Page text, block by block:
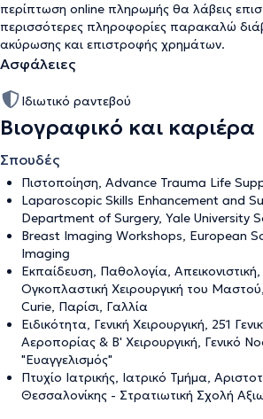
περίπτωση online πληρωμής θα λάβεις
περισσότερες πληροφορίες παρακαλώ
ακύρωσης και επιστροφής χρημάτων.
Ασφάλειες
Ιδιωτικό ραντεβού
Βιογραφικό και καριέρα
Σπουδές
Πιστοποίηση, Advance Trauma Life
Laparoscopic Skills Enhancement and
Department of Surgery, Yale University
Breast Imaging Workshops, European
Imaging
Εκπαίδευση, Παθολογία, Απεικονιστική,
Ογκοπλαστική Χειρουργική του
Curie, Παρίσι, Γαλλία
Ειδικότητα, Γενική Χειρουργική, 251
Αεροπορίας & Β' Χειρουργική, Γενικό
"Ευαγγελισμός"
Πτυχίο Ιατρικής, Ιατρικό Τμήμα,
Θεσσαλονίκης - Στρατιωτική Σχολή